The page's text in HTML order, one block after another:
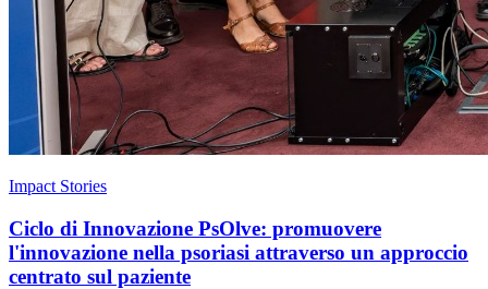
Impact Stories
Ciclo di Innovazione PsOlve: promuovere
l'innovazione nella psoriasi attraverso un approccio
centrato sul paziente